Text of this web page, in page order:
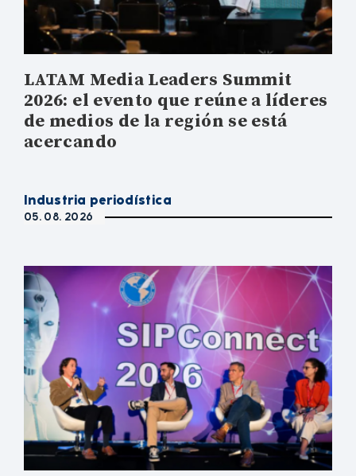
LATAM Media Leaders Summit
2026: el evento que reúne a líderes
de medios de la región se está
acercando
Industria periodística
05. 08. 2026